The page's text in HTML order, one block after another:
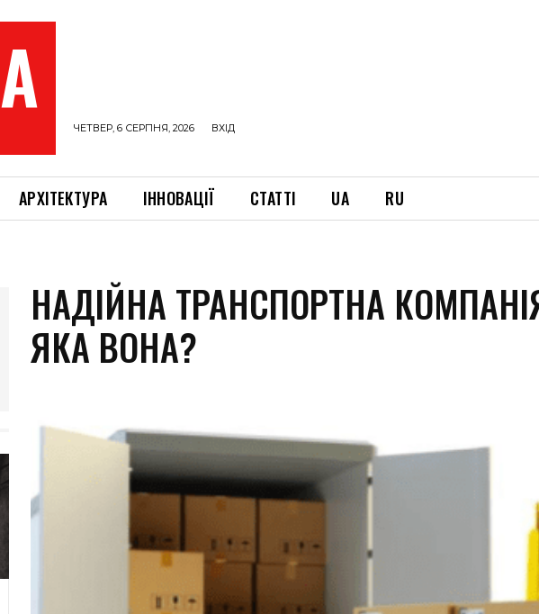
ЧЕТВЕР, 6 СЕРПНЯ, 2026 ВХІД
АРХІТЕКТУРА ІННОВАЦІЇ СТАТТІ UA RU
НАДІЙНА ТРАНСПОРТНА
ЯКА ВОНА?